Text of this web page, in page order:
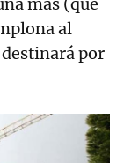
más (que
al
por